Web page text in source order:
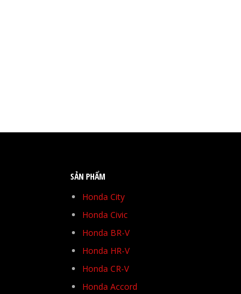
SẢN PHẨM
Honda City
Honda Civic
Honda BR-V
Honda HR-V
Honda CR-V
Honda Accord